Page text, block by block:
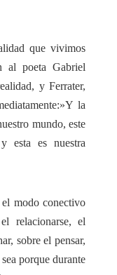
que vivimos
al poeta Gabriel
y Ferrater,
la
mundo, este
esta es nuestra
modo conectivo
relacionarse, el
sobre el pensar,
porque durante